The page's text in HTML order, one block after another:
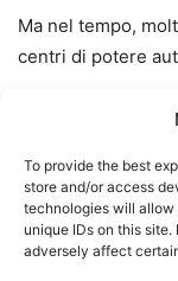
To provide the best
store and/or access
technologies will allow
unique IDs on this
adversely affect
Ma nel tempo,
centri di potere
economia;
sicurezza